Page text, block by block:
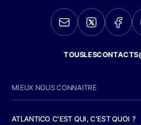
MIEUX NOUS CONNAITRE
ATLANTICO C'EST QUI, C'EST QUOI ?